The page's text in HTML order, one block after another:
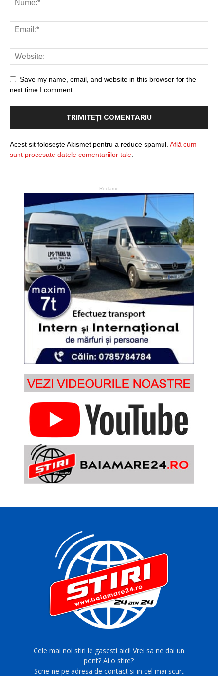
Save my name, email, and website in this browser for the
next time I comment.
Acest sit folosește Akismet pentru a reduce spamul. Află cum
sunt procesate datele comentariilor tale
- Reclame -
Cele mai noi stiri le gasesti aici! Vrei sa ne dai un
pont? Ai o stire?
Scrie-ne pe adresa de contact si in cel mai scurt